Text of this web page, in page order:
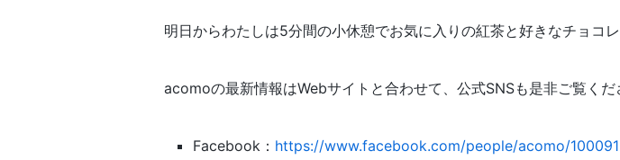
明日からわたしは5分間の小休憩でお気に入りの紅茶と好きなチョコ
acomoの最新情報はWebサイトと合わせて、公式SNSも是非ご覧くだ
Facebook： https://www.facebook.com/people/acomo/